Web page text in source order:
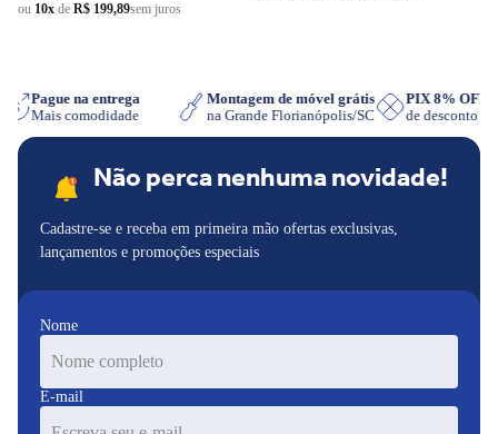
ou 10x de R$ 199,89sem juros
Pague na entrega
Mais comodidade
Montagem de móvel grátis
na Grande Florianópolis/SC
PIX 8% OFF
de desconto
Não perca nenhuma novidade!
Cadastre-se e receba em primeira mão ofertas exclusivas,
lançamentos e promoções especiais
Nome
E-mail